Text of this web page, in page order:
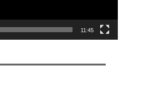
11:45